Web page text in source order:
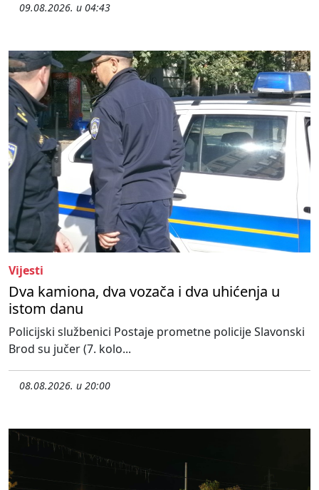
09.08.2026. u 04:43
Vijesti
Dva kamiona, dva vozača i dva uhićenja u
istom danu
Policijski službenici Postaje prometne policije Slavonski
Brod su jučer (7. kolo...
08.08.2026. u 20:00